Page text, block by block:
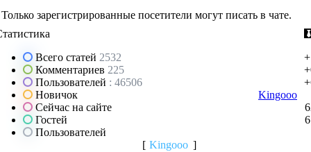
Только зарегистрированные посетители могут писать в чате.
Всего статей 2532
Комментариев 225
Пользователей : 46506
Новичок
Kingooo
Сейчас на сайте
Гостей
Пользователей
[ Kingooo ]